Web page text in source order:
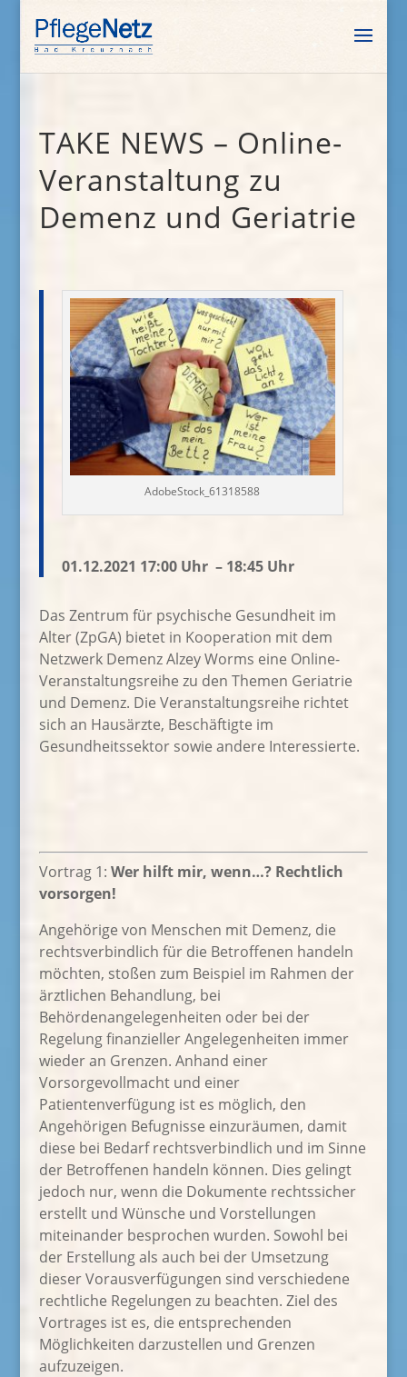
TAKE NEWS – Online-
Veranstaltung zu
Demenz und Geriatrie
AdobeStock_61318588
01.12.2021 17:00 Uhr – 18:45 Uhr
Das Zentrum für psychische Gesundheit im
Alter (ZpGA) bietet in Kooperation mit dem
Netzwerk Demenz Alzey Worms eine Online-
Veranstaltungsreihe zu den Themen Geriatrie
und Demenz. Die Veranstaltungsreihe richtet
sich an Hausärzte, Beschäftigte im
Gesundheitssektor sowie andere Interessierte.
Vortrag 1: Wer hilft mir, wenn…? Rechtlich
vorsorgen!
Angehörige von Menschen mit Demenz, die
rechtsverbindlich für die Betroffenen handeln
möchten, stoßen zum Beispiel im Rahmen der
ärztlichen Behandlung, bei
Behördenangelegenheiten oder bei der
Regelung finanzieller Angelegenheiten immer
wieder an Grenzen. Anhand einer
Vorsorgevollmacht und einer
Patientenverfügung ist es möglich, den
Angehörigen Befugnisse einzuräumen, damit
diese bei Bedarf rechtsverbindlich und im Sinne
der Betroffenen handeln können. Dies gelingt
jedoch nur, wenn die Dokumente rechtssicher
erstellt und Wünsche und Vorstellungen
miteinander besprochen wurden. Sowohl bei
der Erstellung als auch bei der Umsetzung
dieser Vorausverfügungen sind verschiedene
rechtliche Regelungen zu beachten. Ziel des
Vortrages ist es, die entsprechenden
Möglichkeiten darzustellen und Grenzen
aufzuzeigen.